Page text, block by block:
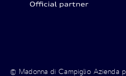
© Madonna di Campiglio Azienda